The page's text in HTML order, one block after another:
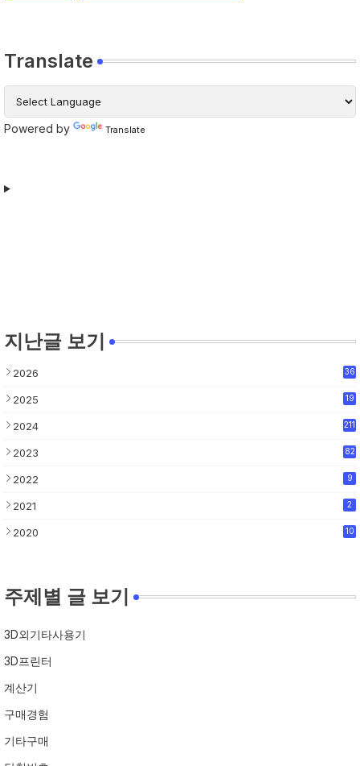
Translate
Powered by Translate
지난글 보기
2026 36
2025 19
2024 211
2023 82
2022 9
2021 2
2020 10
주제별 글 보기
3D외기타사용기
3D프린터
계산기
구매경험
기타구매